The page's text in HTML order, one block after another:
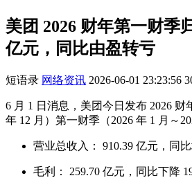
美团 2026 财年第一财季
亿元，同比由盈转亏
短语录 网络资讯 2026-06-01 23:23:56
6 月 1 日消息，美团今日发布 2026 财
年 12 月）第一财季（2026 年 1 月～
营业总收入： 910.39 亿元，同
毛利： 259.70 亿元，同比下降